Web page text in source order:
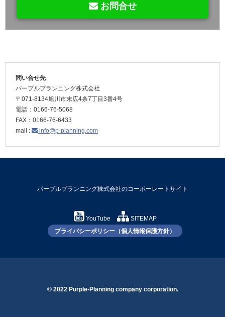
お問合せ
問い合せ先
パープルプランニング株式会社
〒071-8134旭川市末広4条7丁目3番4号
電話：0166-76-5068
FAX：0166-76-6433
mail :
info@p-planning.com
パープルプランニング株式会社のコーポーレートサイト
YouTube
SITEMAP
プライバシーポリシー（個人情報保護方針）
© 2022 Purple-Planning company corporation.